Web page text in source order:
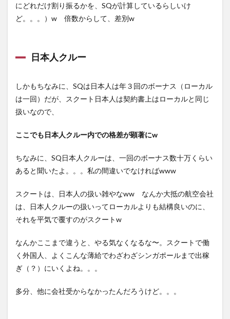
にどれだけ割り振るかを、SQが計算しているらしいけ
ど。。。）w 倍数からして、差別w
日本人クルー
しかもちなみに、SQは日本人は年３回のボーナス（ローカル
は一回）だが、スクート日本人は契約書上はローカルと同じ
扱いなので、
ここでも日本人クルー内での格差が顕著にw
ちなみに、SQ日本人クルーは、一回のボーナス数十万くらい
あると聞いたよ。。。私の間違いでなければwww
スクートは、日本人の扱い雑やなww なんか大抵の航空会社
は、日本人クルーの扱いってローカルよりも結構良いのに、
それを平気で覆すのがスクートw
なんかここまで違うと、やる気なくなるな〜。スクートで働
く外国人、よくこんな薄給でわざわざシンガポールまで出稼
ぎ（？）にいくよね。。。
多分、他に会社受からなかったんだろうけど。。。